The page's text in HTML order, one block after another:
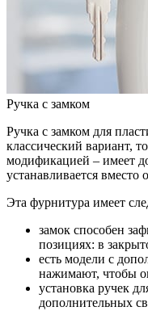
Ручка с замком
Ручка с замком для
классический вариант,
модификацией – имеет
устанавливается
Эта фурнитура имеет
замок способен
позициях: в
есть модели с
нажимают, чтобы
установка ручек
дополнительных